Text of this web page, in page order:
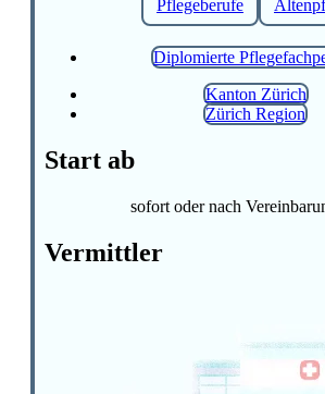
Pflegeberufe
Diplomierte
Kanton Zürich
Zürich Region
Start ab
sofort oder nach
Vermittler